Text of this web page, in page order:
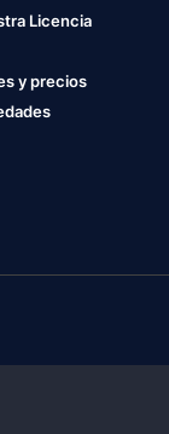
Licencia
y precios